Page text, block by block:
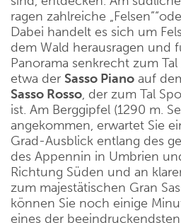
ragen zahlreiche
Dabei handelt es sich um
dem Wald herausragen und
Panorama senkrecht zum
etwa der Sasso Piano auf
Sasso Rosso, der zum Tal
ist. Am Berggipfel (1290 m.
angekommen, erwartet Sie
Grad-Ausblick entlang des
des Appennin in Umbrien
Richtung Süden und an
zum majestätischen Gran
können Sie noch einige
eines der